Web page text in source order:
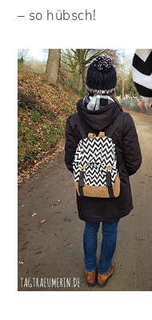
– so hübsch!